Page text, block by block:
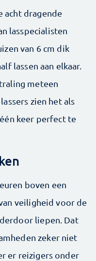
acht dragende
lasspecialisten
van 6 cm dik
lassen aan elkaar.
meteen
zien het als
keer perfect te
boven een
veiligheid voor de
liepen. Dat
zeker niet
er reizigers onder